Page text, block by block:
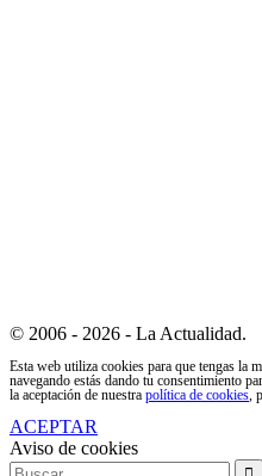
© 2006 - 2026 - La Actualidad.
Esta web utiliza cookies para que tengas la
navegando estás dando tu consentimiento
la aceptación de nuestra política de cookies,
ACEPTAR
Aviso de cookies